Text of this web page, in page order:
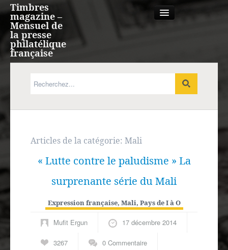
Timbres
magazine –
Mensuel de
la presse
philatélique
française
Expression française
Europe
Autres spécialités
Articles de la catégorie: Mali
« Lutte contre le paludisme » La
surprenante série du Mali
Expression française, Mali, Pays de I à O
Mufit Ergun 17 décembre 2014
3267 0 Commentaire